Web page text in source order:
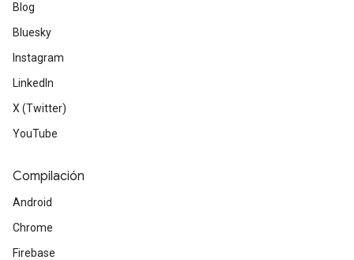
Blog
Bluesky
Instagram
LinkedIn
X (Twitter)
YouTube
Compilación
Android
Chrome
Firebase